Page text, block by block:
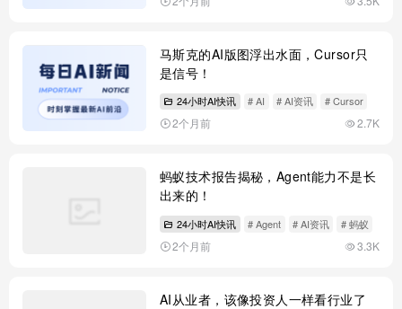
马斯克的AI版图浮出水面，Cursor只
是信号！
24小时AI快讯 # AI # AI资讯 # Cursor
2个月前 2.7K
蚂蚁技术报告揭秘，Agent能力不是长
出来的！
24小时AI快讯 # Agent # AI资讯 # 蚂蚁
2个月前 3.3K
AI从业者，该像投资人一样看行业了